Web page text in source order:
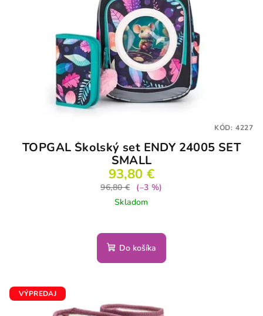
TOPGAL Školský set ENDY 24005 SET
SMALL
93,80 €
96,80 €
(–3 %)
Skladom
Do košíka
KÓD: 4227
VÝPREDAJ